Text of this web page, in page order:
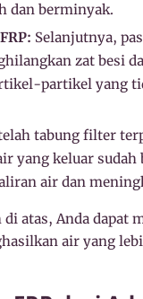
dan berminyak.
Selanjutnya,
zat besi
partikel yang
tabung filter
yang keluar
air dan
atas, Anda dapat
air yang